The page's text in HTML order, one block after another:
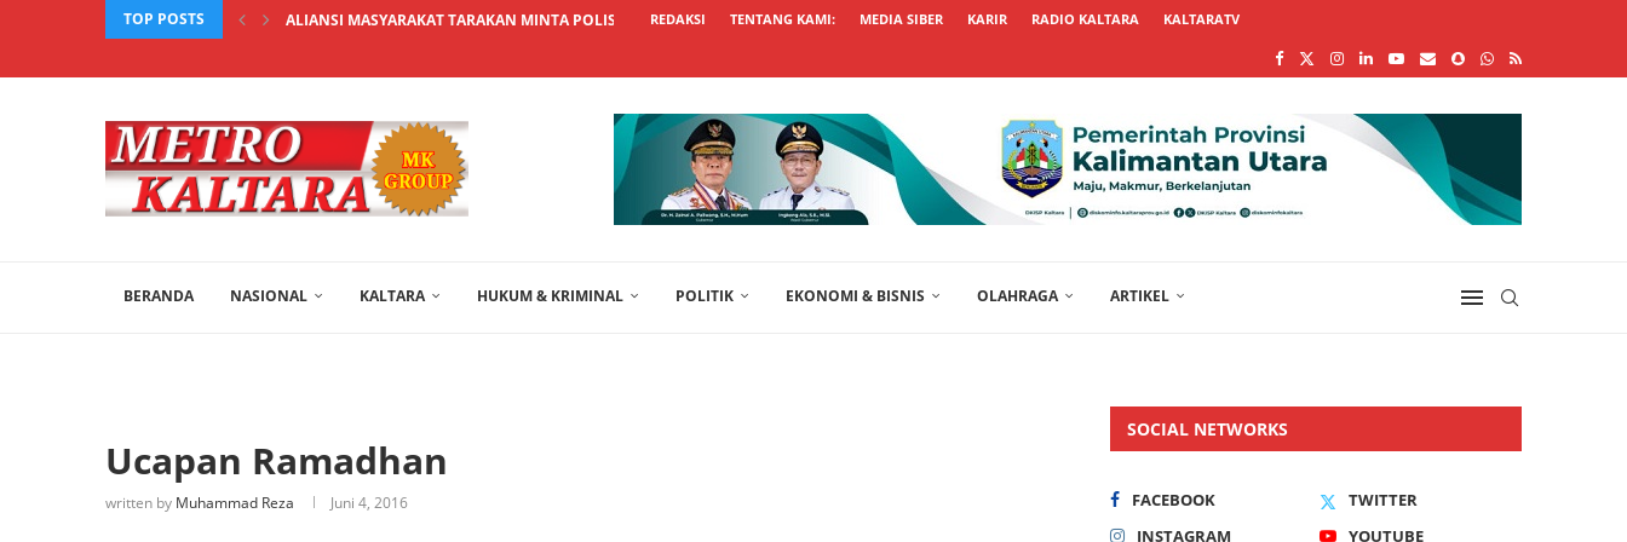
TOP POSTS ALIANSI MASYARAKAT TARAKAN MINTA POLISI TRANSPARAN USUT KASUS...
REDAKSI TENTANG KAMI: MEDIA SIBER KARIR RADIO KALTARA KALTARATV
BERANDA NASIONAL KALTARA HUKUM & KRIMINAL POLITIK EKONOMI & BISNIS OLAHRAGA ARTIKEL
Ucapan Ramadhan
written by Muhammad Reza Juni 4, 2016
SOCIAL NETWORKS
FACEBOOK
TWITTER
INSTAGRAM
YOUTUBE